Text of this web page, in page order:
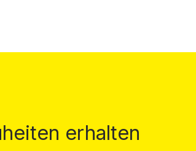
erhalten